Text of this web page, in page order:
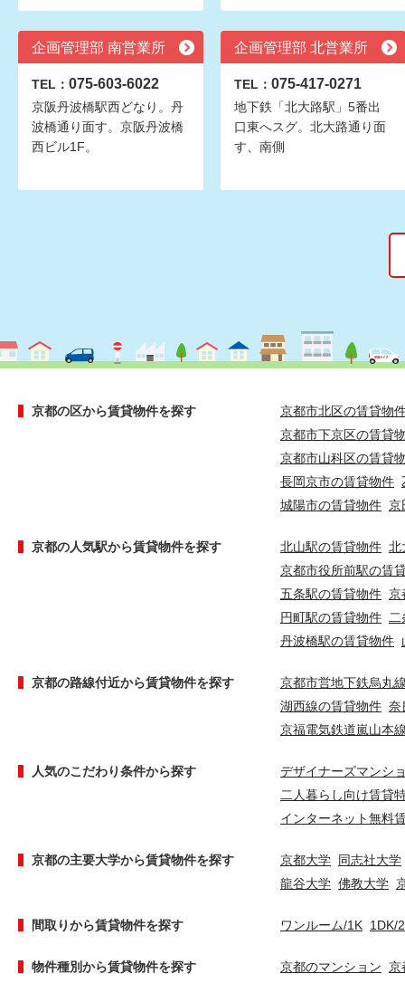
企画管理部 南営業所
TEL： 075-603-6022
京阪丹波橋駅西どなり。丹
波橋通り面す。京阪丹波橋
西ビル1F。
企画管理部 北営業所
TEL： 075-417-0271
地下鉄「北大路駅」5番出
口東へスグ。北大路通り面
す、南側
京都の区から賃貸物件を探す
京都市北区の賃貸物
京都市下京区の賃貸
京都市山科区の賃貸
長岡京市の賃貸物件
城陽市の賃貸物件 京
京都の人気駅から賃貸物件を探す 北山駅の賃貸物件 北
京都市役所前駅の賃
五条駅の賃貸物件 京
円町駅の賃貸物件
丹波橋駅の賃貸物件
京都の路線付近から賃貸物件を探す
京都市営地下鉄烏丸
湖西線の賃貸物件 奈
京福電気鉄道嵐山本
人気のこだわり条件から探す
デザイナーズマンシ
二人暮らし向け賃貸
インターネット無料
京都の主要大学から賃貸物件を探す 京都大学 同志社大学
龍谷大学 佛教大学
間取りから賃貸物件を探す ワンルーム/1K 1DK/
物件種別から賃貸物件を探す 京都のマンション 京